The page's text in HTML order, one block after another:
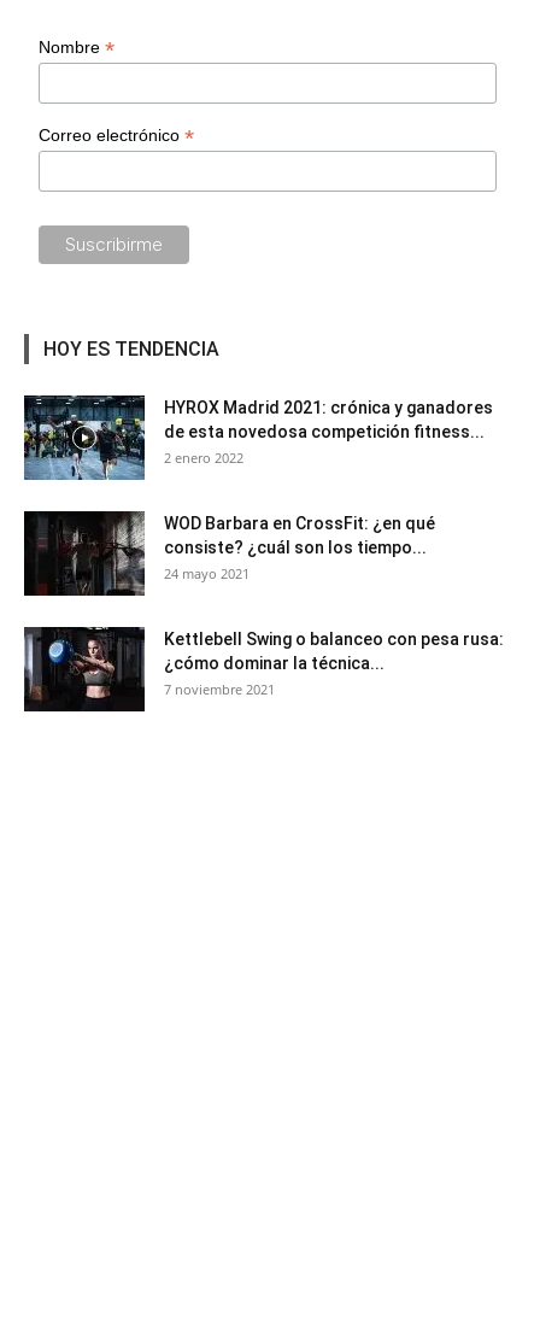
Nombre*
Correo electrónico*
HOY ES TENDENCIA
HYROX Madrid 2021: crónica y ganadores
de esta novedosa competición fitness...
2 enero 2022
WOD Barbara en CrossFit: ¿en qué
consiste? ¿cuál son los tiempo...
24 mayo 2021
Kettlebell Swing o balanceo con pesa rusa:
¿cómo dominar la técnica...
7 noviembre 2021